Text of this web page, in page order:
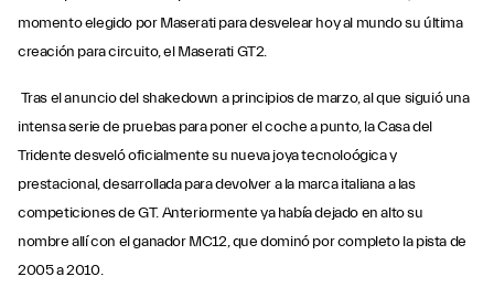
momento elegido por Maserati para desvelear hoy al mundo su última
creación para circuito, el Maserati GT2.
Tras el anuncio del shakedown a principios de marzo, al que siguió una
intensa serie de pruebas para poner el coche a punto, la Casa del
Tridente desveló oficialmente su nueva joya tecnoloógica y
prestacional, desarrollada para devolver a la marca italiana a las
competiciones de GT. Anteriormente ya había dejado en alto su
nombre allí con el ganador MC12, que dominó por completo la pista de
2005 a 2010.